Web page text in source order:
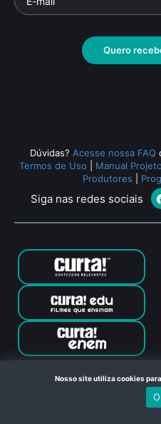
Quero
Dúvidas? Acesse nossa FAQ
Termos de Uso
Manual
Produtores
Siga nas redes sociais
Canal Curta © 2024. Todos os
no Rio
Nosso site utiliza cookies